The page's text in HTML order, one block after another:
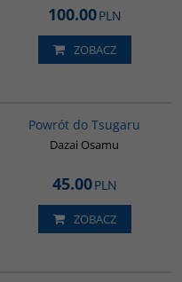
100.00PLN
ZOBACZ
Powrót do Tsugaru
Dazai Osamu
45.00PLN
ZOBACZ